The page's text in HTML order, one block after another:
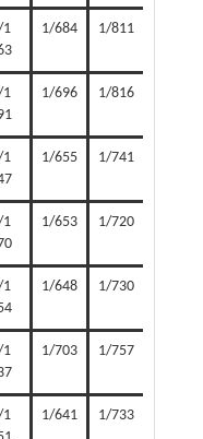
1
1/684 1/811
1
1/696 1/816
1
1/655 1/741
1
1/653 1/720
1
1/648 1/730
1
1/703 1/757
1
1/641 1/733